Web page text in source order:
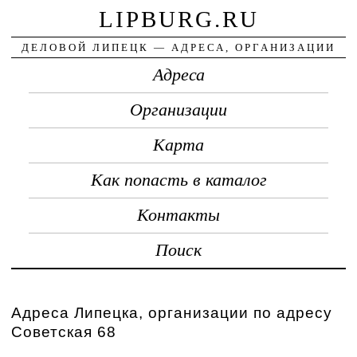
LIPBURG.RU
ДЕЛОВОЙ ЛИПЕЦК — АДРЕСА, ОРГАНИЗАЦИИ
Адреса
Организации
Карта
Как попасть в каталог
Контакты
Поиск
Адреса Липецка, организации по адресу
Советская 68